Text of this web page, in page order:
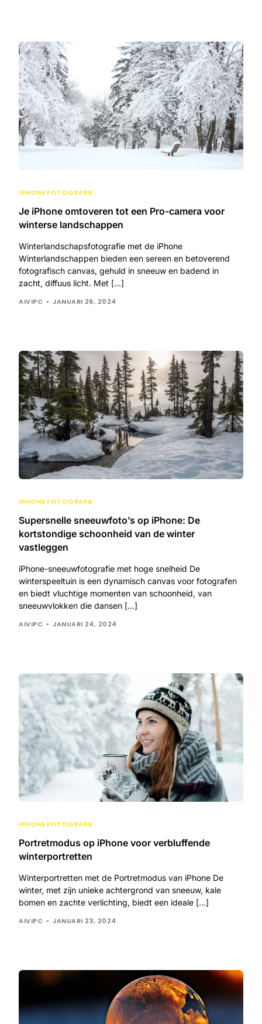
IPHONE FOTOGRAFIE
Je iPhone omtoveren tot een Pro-camera voor
winterse landschappen
Winterlandschapsfotografie met de iPhone
Winterlandschappen bieden een sereen en betoverend
fotografisch canvas, gehuld in sneeuw en badend in
zacht, diffuus licht. Met […]
AIVIPC JANUARI 26, 2024
IPHONE FOTOGRAFIE
Supersnelle sneeuwfoto’s op iPhone: De
kortstondige schoonheid van de winter
vastleggen
iPhone-sneeuwfotografie met hoge snelheid De
winterspeeltuin is een dynamisch canvas voor fotografen
en biedt vluchtige momenten van schoonheid, van
sneeuwvlokken die dansen […]
AIVIPC JANUARI 24, 2024
IPHONE FOTOGRAFIE
Portretmodus op iPhone voor verbluffende
winterportretten
Winterportretten met de Portretmodus van iPhone De
winter, met zijn unieke achtergrond van sneeuw, kale
bomen en zachte verlichting, biedt een ideale […]
AIVIPC JANUARI 23, 2024